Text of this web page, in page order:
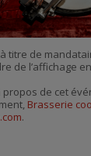
titre de
de l’affichage
propos de cet
Brasserie
.